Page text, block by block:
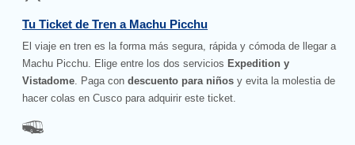
Tu Ticket de Tren a Machu Picchu
El viaje en tren es la forma más segura, rápida y cómoda de llegar a
Machu Picchu. Elige entre los dos servicios Expedition y
Vistadome. Paga condescuento para niños y evita la molestia de
hacer colas en Cusco para adquirir este ticket.